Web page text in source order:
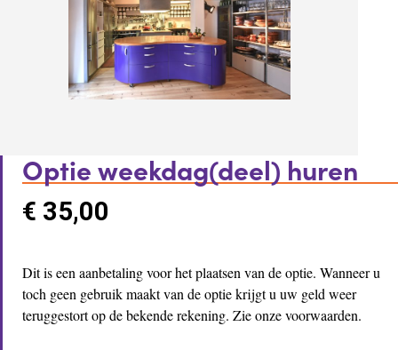
Optie weekdag(deel) huren
€ 35,00
Dit is een aanbetaling voor het plaatsen van de optie. Wanneer u
toch geen gebruik maakt van de optie krijgt u uw geld weer
teruggestort op de bekende rekening. Zie onze voorwaarden.